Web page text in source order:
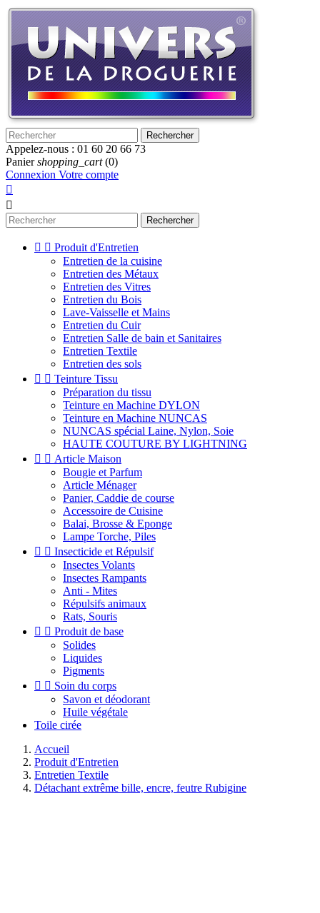
Rechercher
Appelez-nous : 01 60 20 66 73
Panier shopping_cart (0)
Connexion Votre compte


Rechercher
  Produit d'Entretien
Entretien de la cuisine
Entretien des Métaux
Entretien des Vitres
Entretien du Bois
Lave-Vaisselle et Mains
Entretien du Cuir
Entretien Salle de bain et Sanitaires
Entretien Textile
Entretien des sols
  Teinture Tissu
Préparation du tissu
Teinture en Machine DYLON
Teinture en Machine NUNCAS
NUNCAS spécial Laine, Nylon, Soie
HAUTE COUTURE BY LIGHTNING
  Article Maison
Bougie et Parfum
Article Ménager
Panier, Caddie de course
Accessoire de Cuisine
Balai, Brosse & Eponge
Lampe Torche, Piles
  Insecticide et Répulsif
Insectes Volants
Insectes Rampants
Anti - Mites
Répulsifs animaux
Rats, Souris
  Produit de base
Solides
Liquides
Pigments
  Soin du corps
Savon et déodorant
Huile végétale
Toile cirée
Accueil
Produit d'Entretien
Entretien Textile
Détachant extrême bille, encre, feutre Rubigine